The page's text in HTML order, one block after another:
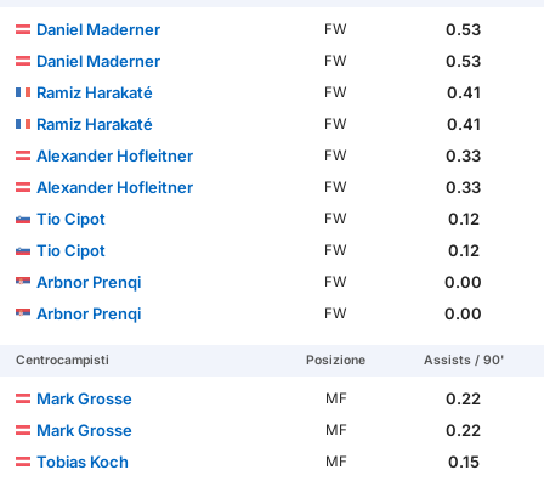
Daniel Maderner FW
0.53
Daniel Maderner
FW
0.53
Ramiz Harakaté
FW
0.41
Ramiz Harakaté
FW
0.41
Alexander Hofleitner
FW
0.33
Alexander Hofleitner
FW
0.33
Tio Cipot
FW
0.12
Tio Cipot
FW
0.12
Arbnor Prenqi
FW
0.00
Arbnor Prenqi
FW 0.00
Centrocampisti Posizione Assists / 90'
Mark Grosse MF
0.22
Mark Grosse
MF
0.22
Tobias Koch
MF
0.15